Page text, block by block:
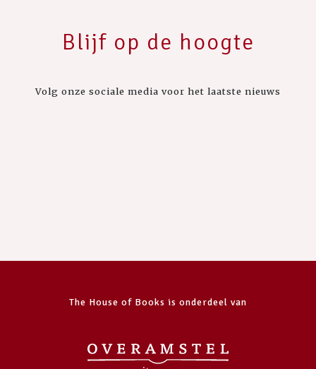
Blijf op de hoogte
Volg onze sociale media voor het laatste nieuws
The House of Books is onderdeel van